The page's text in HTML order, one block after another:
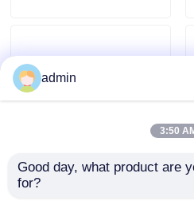
Permintaan Penawaran
Ruang Lingkup Fleksibel
OTV-SX2 Kamera
admin
3:50
Good day, what product are
for?